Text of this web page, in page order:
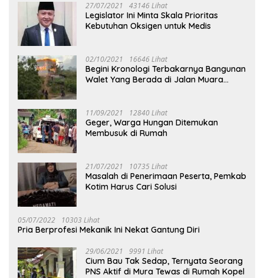
27/07/2021 43146 Lihat
Legislator Ini Minta Skala Prioritas
Kebutuhan Oksigen untuk Medis
02/10/2021 16646 Lihat
Begini Kronologi Terbakarnya Bangunan
Walet Yang Berada di Jalan Muara
11/09/2021 12840 Lihat
Geger, Warga Hungan Ditemukan
Membusuk di Rumah
21/07/2021 10735 Lihat
Masalah di Penerimaan Peserta, Pemkab
Kotim Harus Cari Solusi
05/07/2022 10303 Lihat
Pria Berprofesi Mekanik Ini Nekat Gantung Diri
29/06/2021 9991 Lihat
Cium Bau Tak Sedap, Ternyata Seorang
PNS Aktif di Mura Tewas di Rumah Kopel